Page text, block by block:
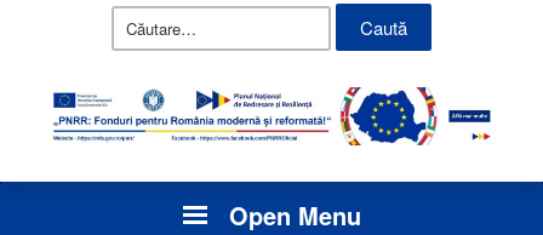
Caută
Open Menu